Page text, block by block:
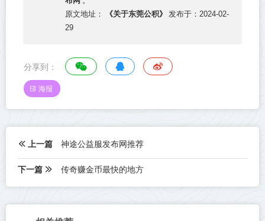
原文地址：
《关于东莞公积》
发布于：2024-02-
29
分享到：
海报
上一篇 神途公益服发布网推荐
下一篇 传奇赚金币最快的地方